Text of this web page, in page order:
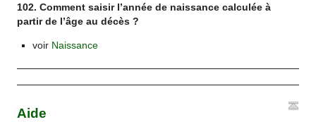
102. Comment saisir l’année de naissance calculée à
partir de l’âge au décès ?
voir Naissance
Aide